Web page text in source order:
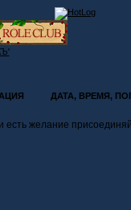
ДАТА, ВРЕМЯ,
есть желание